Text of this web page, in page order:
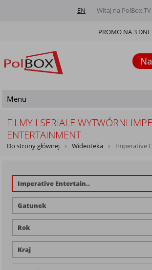
Witaj na PolBox.TV
EN
PROMO NA 3 DNI
Menu
FILMY I SERIALE WYTWÓRNI
ENTERTAINMENT
Do strony głównej Wideoteka Imperative
Imperative Entertain..
Gatunek
Rok
Kraj